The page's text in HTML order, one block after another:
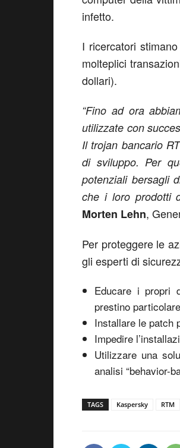
infetto.
I ricercatori
molteplici
dollari).
“Fino ad ora
utilizzate con
Il trojan bancario
di sviluppo. Per
potenziali bersagli
che i loro prodotti
Morten Lehn,
Per proteggere le
gli esperti di
Educare i propri
prestino
Installare le patch
Impedire
Utilizzare una
analisi “behavior-
TAGS Kaspersky RTM